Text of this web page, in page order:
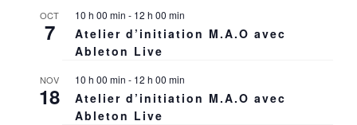
OCT
7
10 h 00 min - 12 h 00 min
Atelier d’initiation M.A.O avec
Ableton Live
NOV
18
10 h 00 min - 12 h 00 min
Atelier d’initiation M.A.O avec
Ableton Live